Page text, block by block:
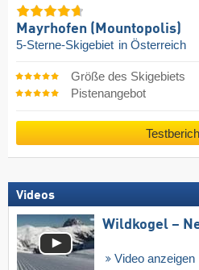
Mayrhofen (Mountopolis)
5-Sterne-Skigebiet in Österreich
Größe des Skigebiets
Pistenangebot
Videos
Wildkogel –
Video anzeigen